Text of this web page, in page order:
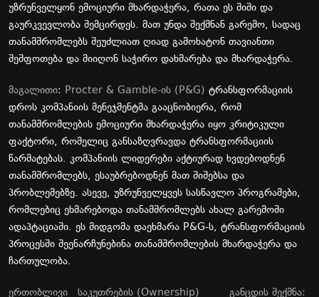
უზრუნველყონ ემოციური მხარდაჭერა, რათა ეს შიში და
გაურკვევლობა შემცირდეს. მათ უნდა შექმნან გარემო, სადაც
თანამშრომლებს შეუძლიათ ღიად გამოხატონ თავიანთი
შეშფოთება და მიიღონ საჭირო დახმარება და მხარდაჭერა.
მაგალითი: Procter & Gamble-ის (P&G) ტრანსფორმაციის
დროს კომპანიის მენეჯმენტმა გააცნობიერა, რომ
თანამშრომლების ემოციური მხარდაჭერა იყო კრიტიკული
ფაქტორი, რომელიც განსაზღვრავდა ტრანსფორმაციის
წარმატებას. კომპანიის ლიდერები აქტიურად ხვდებოდნენ
თანამშრომლებს, ესაუბრებოდნენ მათ შიშებსა და
პრობლემებზე. ასევე, უზრუნველყვეს სასწავლო პროგრამები,
რომლებიც ეხმარებოდა თანამშრომლებს ახალ გარემოში
ადაპტაციაში. ეს მიდგომა დაეხმარა P&G-ს, ტრანსფორმაციის
პროცესში შეენარჩუნებინა თანამშრომლების მხარდაჭერა და
ჩართულობა.
ერთობლივი საკუთრების (Ownership)
განცდის შექმნა: